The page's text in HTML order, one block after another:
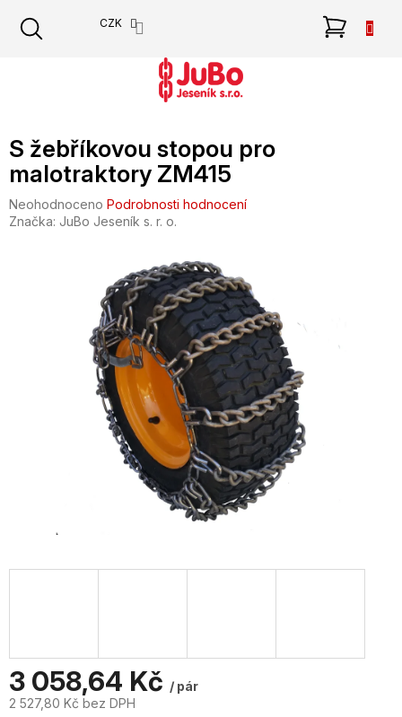
obsah
CZK
S žebříkovou stopou pro
malotraktory ZM415
Průměrné
hodnocení
Neohodnoceno Podrobnosti hodnocení
Značka: JuBo Jeseník s. r. o.
3 058,64 Kč / pár
2 527,80 Kč bez DPH